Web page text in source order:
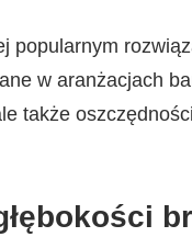
popularnym
w aranżacjach
także